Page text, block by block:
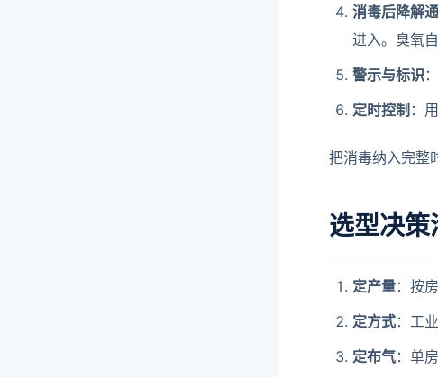
消毒后降解
进入。臭氧
警示与标识
定时控制 ：
把消毒纳入完整
选型决策
定产量：按
定方式：工
定布气：单